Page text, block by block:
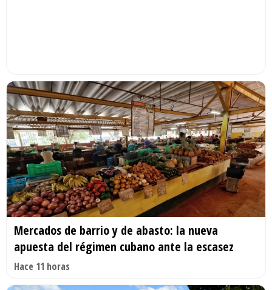
Mercados de barrio y de abasto: la nueva
apuesta del régimen cubano ante la escasez
Hace 11 horas